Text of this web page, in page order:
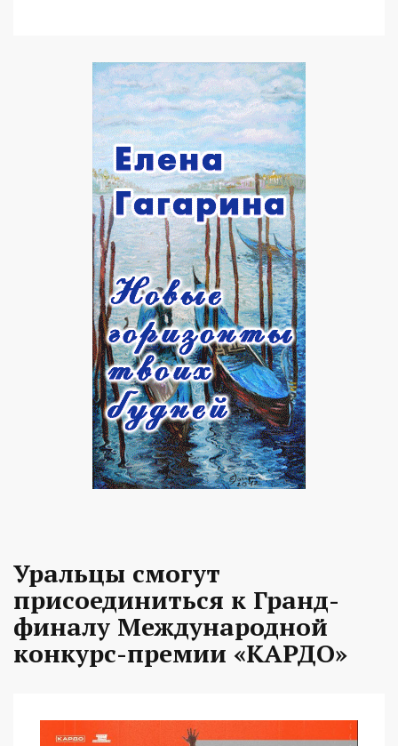
Уральцы смогут
присоединиться к Гранд-
финалу Международной
конкурс-премии «КАРДО»